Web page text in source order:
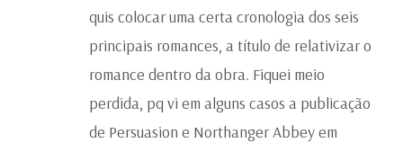
quis colocar uma certa cronologia dos seis
principais romances, a título de relativizar o
romance dentro da obra. Fiquei meio
perdida, pq vi em alguns casos a publicação
de Persuasion e Northanger Abbey em